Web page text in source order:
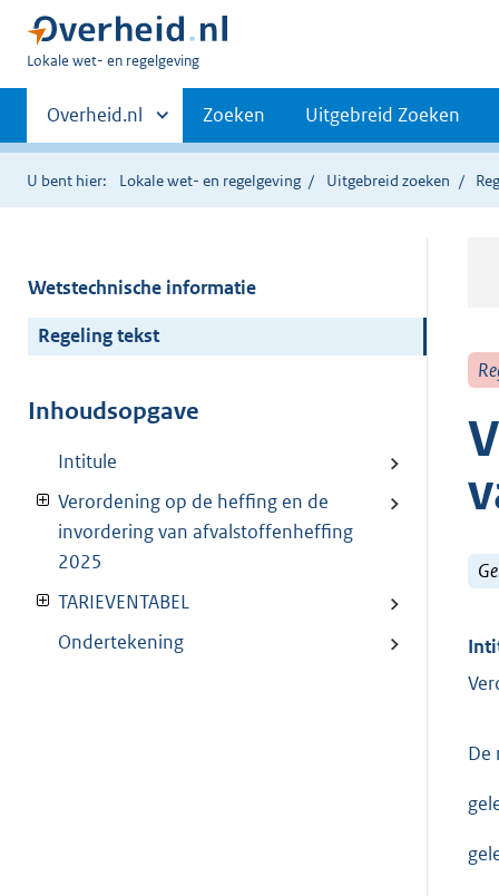
U
hier:
Lokale wet- en regelgeving
Primaire
navigatie
Andere
sites
binnen
Overheid.nl Zoeken Uitgebreid Zoeken
U bent hier: Lokale wet- en regelgeving Uitgebreid zoeken
Wetstechnische informatie
Regeling tekst
Inhoudsopgave
Intitule
Verordening op de heffing en de
invordering van afvalstoffenheffing
2025
TARIEVENTABEL
Ondertekening
De